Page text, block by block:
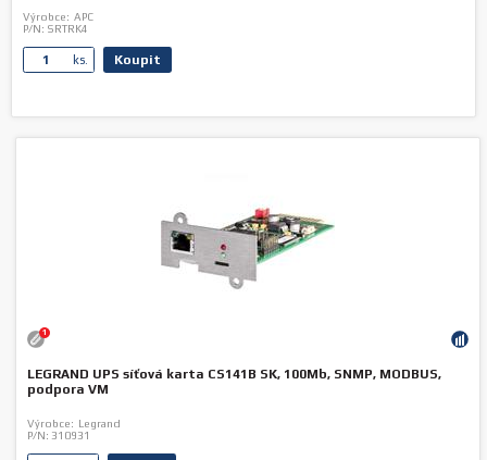
Výrobce: APC
P/N: SRTRK4
ks. Koupit
1
LEGRAND UPS síťová karta CS141B SK, 100Mb, SNMP, MODBUS,
podpora VM
Výrobce: Legrand
P/N: 310931